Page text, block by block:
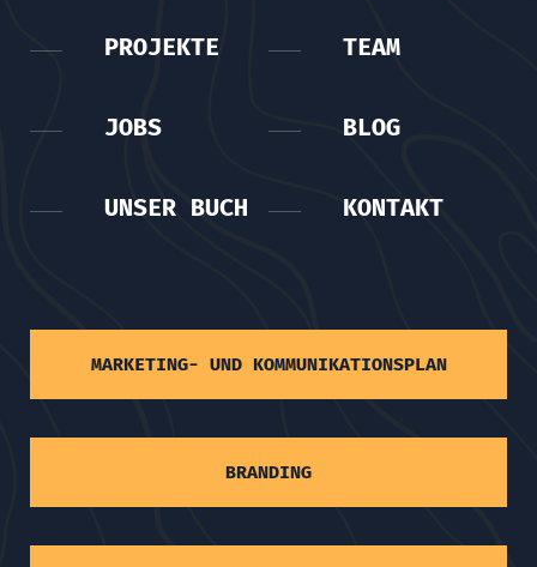
PROJEKTE TEAM
JOBS BLOG
UNSER BUCH KONTAKT
MARKETING- UND KOMMUNIKATIONSPLAN
BRANDING